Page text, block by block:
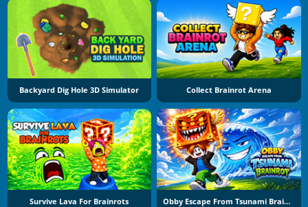
Backyard Dig Hole 3D Simulator Collect Brainrot Arena
Survive Lava For Brainrots Obby Escape From Tsunami Brainrot